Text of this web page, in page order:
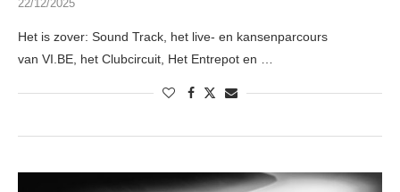
22/12/2025
Het is zover: Sound Track, het live- en kansenparcours
van VI.BE, het Clubcircuit, Het Entrepot en …